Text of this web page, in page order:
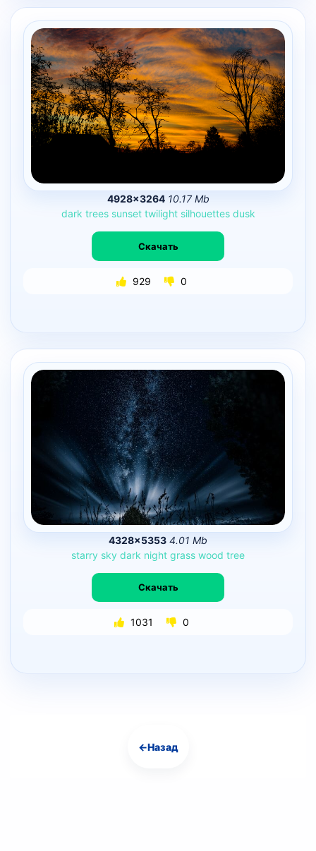
4928×3264 10.17 Mb
dark trees sunset twilight silhouettes dusk
Скачать
929 0
4328×5353 4.01 Mb
starry sky dark night grass wood tree
Скачать
1031 0
Навигация
←Назад